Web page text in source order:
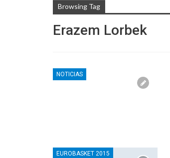
Browsing Tag
Erazem Lorbek
NOTICIAS
EUROBASKET 2015